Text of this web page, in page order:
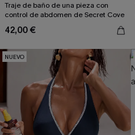
Traje de baño de una pieza con
control de abdomen de Secret Cove
42,00 €
NUEVO